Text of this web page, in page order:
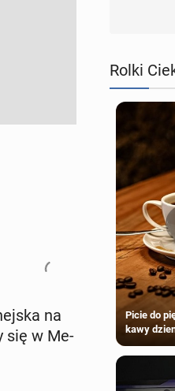
na
się w Me­
Rolki
Picie do
kawy